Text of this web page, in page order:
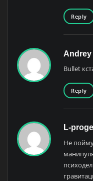
Reply
Andrey
Bullet
Reply
L-
Не